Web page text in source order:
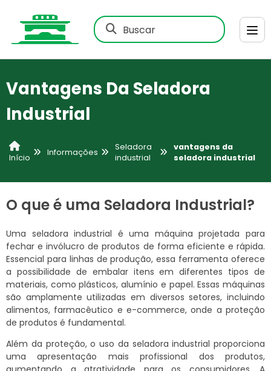
Buscar
Vantagens Da Seladora
Industrial
Início
Informações
Seladora
industrial
vantagens da
seladora industrial
O que é uma Seladora Industrial?
Uma seladora industrial é uma máquina projetada para
fechar e invólucro de produtos de forma eficiente e rápida.
Essencial para linhas de produção, essa ferramenta oferece
a possibilidade de embalar itens em diferentes tipos de
materiais, como plásticos, alumínio e papel. Essas máquinas
são amplamente utilizadas em diversos setores, incluindo
alimentos, farmacêutico e e-commerce, onde a proteção
de produtos é fundamental.
Além da proteção, o uso da seladora industrial proporciona
uma apresentação mais profissional dos produtos,